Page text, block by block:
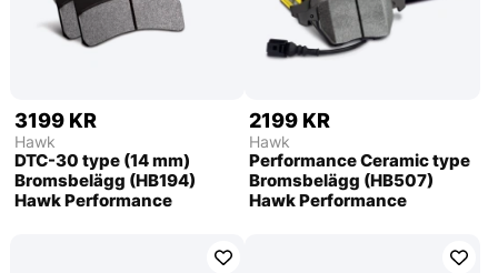
3199 KR
Hawk
DTC-30 type (14 mm)
Bromsbelägg (HB194)
Hawk Performance
2199 KR
Hawk
Performance Ceramic type
Bromsbelägg (HB507)
Hawk Performance